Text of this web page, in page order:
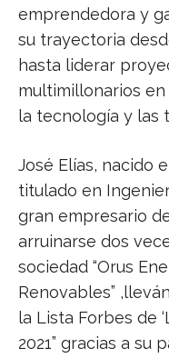
emprendedora y
su trayectoria
hasta liderar
multimillonarios
la tecnología y las
José Elías, nacido
titulado en
gran empresario
arruinarse dos
sociedad “Orus
Renovables”
la Lista Forbes de
2021” gracias a su